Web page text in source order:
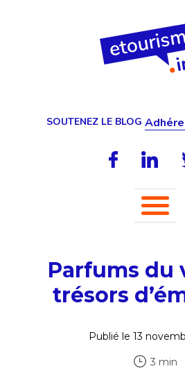
SOUTENEZ LE BLOG
Parfums du
trésors
Publié le 13
3 min